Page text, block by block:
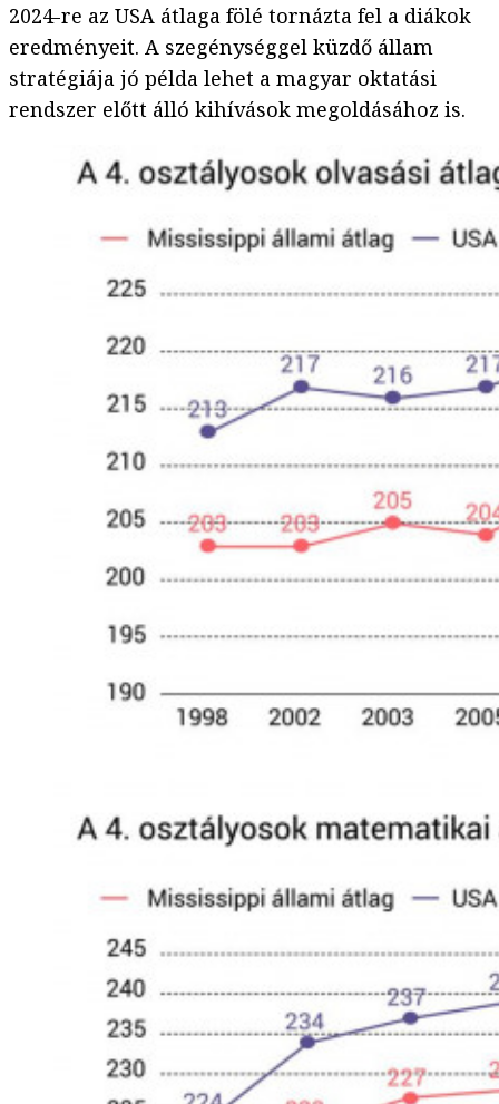
2024-re az USA átlaga fölé tornázta fel a diákok
eredményeit. A szegénységgel küzdő állam
stratégiája jó példa lehet a magyar oktatási
rendszer előtt álló kihívások megoldásához is.